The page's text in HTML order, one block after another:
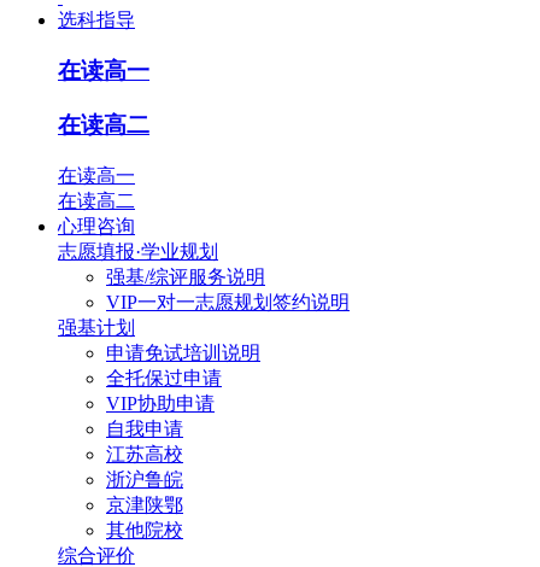
选科指导
在读高一
在读高二
在读高一
在读高二
心理咨询
志愿填报·学业规划
强基/综评服务说明
VIP一对一志愿规划签约说明
强基计划
申请免试培训说明
全托保过申请
VIP协助申请
自我申请
江苏高校
浙沪鲁皖
京津陕鄂
其他院校
综合评价